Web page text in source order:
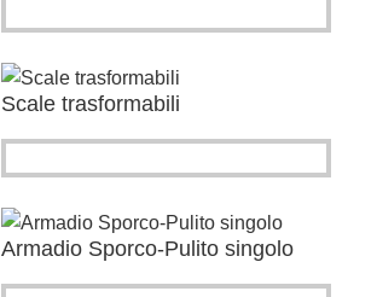
Scale trasformabili
Armadio Sporco-Pulito singolo